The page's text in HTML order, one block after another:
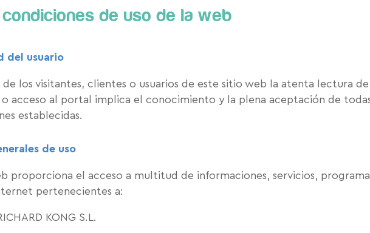
de uso de la web
del usuario
de los visitantes, clientes o usuarios de este sitio web la atenta lectura
o acceso al portal implica el conocimiento y la plena aceptación de
establecidas.
de uso
proporciona el acceso a multitud de informaciones, servicios,
pertenecientes a:
KONG S.L.